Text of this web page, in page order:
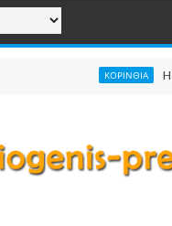
ΚΟΡΙΝΘΙΑ Η